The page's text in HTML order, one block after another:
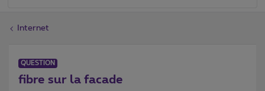
Internet
QUESTION
fibre sur la facade